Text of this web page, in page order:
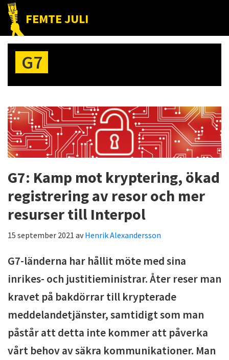
Hoppa
huvudnavigering
Hoppa
huvudinnehåll
Hoppa
det
primära
sidofältet
FEMTE JULI
Nätet
till
folket!G7
G7: Kamp mot kryptering, ökad
registrering av resor och mer
resurser till Interpol
15 september 2021 avHenrik Alexandersson
G7-länderna har hållit möte med sina
inrikes- och justitieministrar. Åter reser man
kravet på bakdörrar till krypterade
meddelandetjänster, samtidigt som man
påstår att detta inte kommer att påverka
vårt behov av säkra kommunikationer. Man